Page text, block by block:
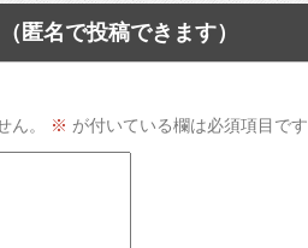
匿名で投稿できます）
。 ※ が付いている欄は必須項目です